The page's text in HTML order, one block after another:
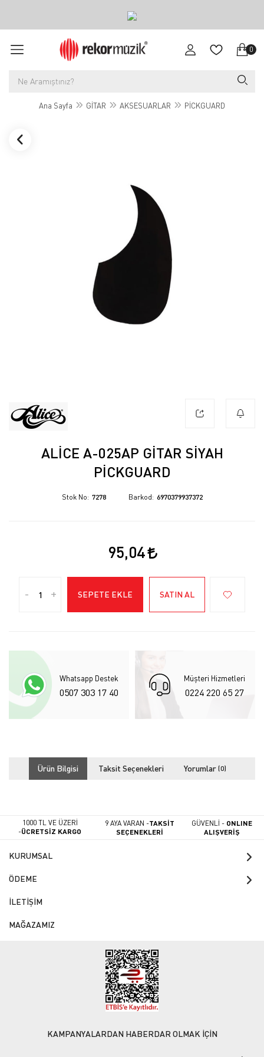
0
Ana Sayfa GİTAR AKSESUARLAR PİCKGUARD
ALICE A-025AP GITAR SIYAH
PICKGUARD
Stok No 7278 Barkod 6970379937372
95,04
- + SEPETE EKLE SATIN AL
Whatsapp Destek
0507 303 17 40
Müşteri Hizmetleri
0224 220 65 27
Ürün Bilgisi Taksit Seçenekleri Yorumlar (0)
1000 TL VE ÜZERİ
-ÜCRETSİZ KARGO
9 AYA VARAN -TAKSİT
SEÇENEKLERİ
GÜVENLİ - ONLINE
ALIŞVERİŞ
KURUMSAL
ÖDEME
İLETİŞİM
MAĞAZAMIZ
KAMPANYALARDAN HABERDAR OLMAK İÇİN